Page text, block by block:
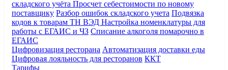
складского учёта Просчет себестоимости по новому
поставщику Разбор ошибок складского учета Подвязка
кодов к товарам ТН ВЭД Настройка номенклатуры для
работы с ЕГАИС и ЧЗ Списание алкоголя помарочно в
ЕГАИС
Цифровизация ресторана Автоматизация доставки еды
Цифровая лояльность для ресторанов ККТ
Тарифы